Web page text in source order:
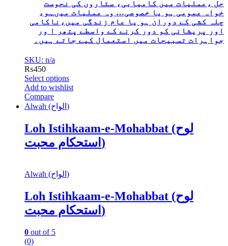
حل ،عملیات میں کامیابی، ستاروں کی نحوست
خواہ عمومی ہو یا خصوصی… وہ عملیات میںہو،
چلہ کشی کے دوران ہو یا عام زندگی میں،ناکامی
اور پریشانی کو دور کرنے کے واسطے پتھر ا ور
جواہرات تسبیحات میں استعمال کیے جاتے ہیں۔
SKU: n/a
₨450
Select options
Add to wishlist
Compare
Alwah (الواح)
Loh Istihkaam-e-Mohabbat (لوح
استحکام محبت)
Alwah (الواح)
Loh Istihkaam-e-Mohabbat (لوح
استحکام محبت)
0 out of 5
(0)